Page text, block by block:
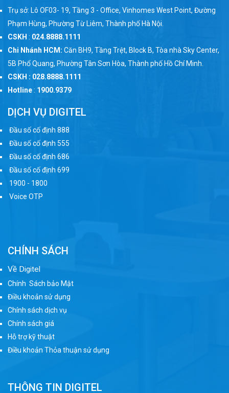
Trụ sở: Lô OF03- 19, Tầng 3 - Office, Vinhomes West Point, Đường
Phạm Hùng, Phường Từ Liêm, Thành phố Hà Nội.
CSKH : 024.8888.1111
Chi Nhánh HCM: Căn BH9, Tầng Trệt, Block B, Tòa nhà Sky Center,
5B Phổ Quang, Phường Tân Sơn Hòa, Thành phố Hồ Chí Minh.
CSKH : 028.8888.1111
Hotline: 1900.9379
DỊCH VỤ DIGITEL
Đầu số cố định 888
Đầu số cố định 555
Đầu số cố định 686
Đầu số cố định 699
1900 - 1800
Voice OTP
CHÍNH SÁCH
Về Digitel
Chính Sách bảo Mật
Điều khoản sử dụng
Chính sách dịch vụ
Chính sách giá
Hỗ trợ kỹ thuật
Điều khoản Thỏa thuận sử dụng
THÔNG TIN DIGITEL